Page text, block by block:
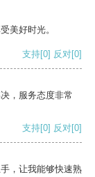
美好时光。
支持[0] 反对[0]
，服务态度非常
支持[0] 反对[0]
，让我能够快速熟